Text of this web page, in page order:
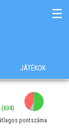
☰
JÁTÉKOK
(634)
pontszáma